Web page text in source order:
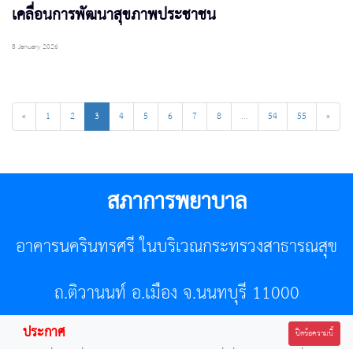
เคลื่อนการพัฒนาสุขภาพประชาชน
8 January 2026
« 1 2 3 4 5 6 7 8 ... 54 55 »
สภาการพยาบาล
อาคารนครินทรศรี ในบริเวณกระทรวงสาธารณสุข
ถ.ติวานนท์ อ.เมือง จ.นนทบุรี 11000
โทรศัพท์ 02-596-7500 โทรสาร 0-2589-7121 E-mail :
ประกาศ ปิดข้อความนี้